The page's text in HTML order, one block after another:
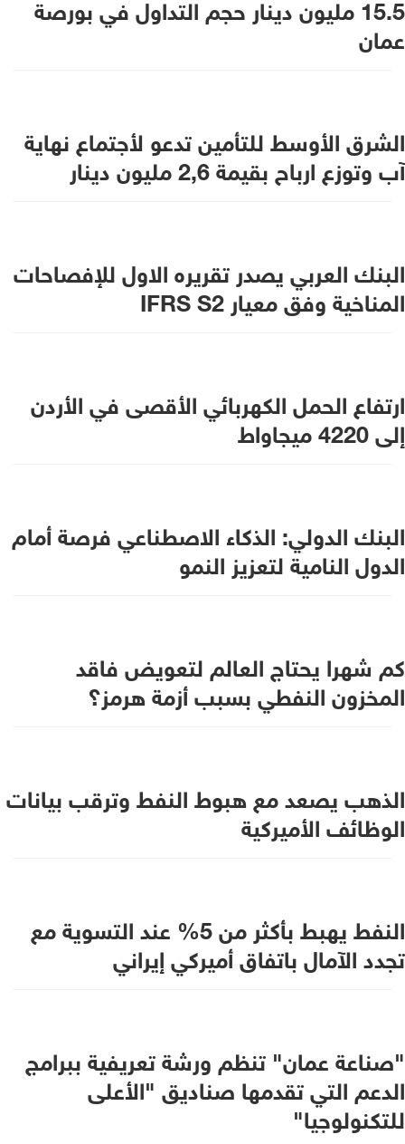
15.5 مليون دينار حجم التداول في بورصة
عمان
الشرق الأوسط للتأمين تدعو لأجتماع نهاية
آب وتوزع ارباح بقيمة 2,6 مليون دينار
البنك العربي يصدر تقريره الاول للإفصاحات
المناخية وفق معيار IFRS S2
ارتفاع الحمل الكهربائي الأقصى في الأردن
إلى 4220 ميجاواط
البنك الدولي: الذكاء الاصطناعي فرصة أمام
الدول النامية لتعزيز النمو
كم شهرا يحتاج العالم لتعويض فاقد
المخزون النفطي بسبب أزمة هرمز؟
الذهب يصعد مع هبوط النفط وترقب بيانات
الوظائف الأميركية
النفط يهبط بأكثر من 5% عند التسوية مع
تجدد الآمال باتفاق أميركي إيراني
"صناعة عمان" تنظم ورشة تعريفية ببرامج
الدعم التي تقدمها صناديق "الأعلى
للتكنولوجيا"